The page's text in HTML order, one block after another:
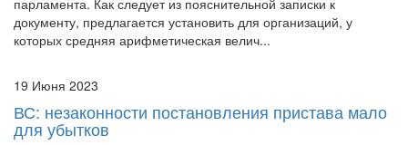
документу, предлагается установить для организаций, у
которых средняя арифметическая велич...
19 Июня 2023
ВС: незаконности постановления пристава мало
для убытков